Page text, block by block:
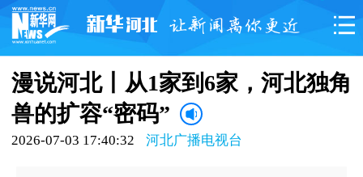
漫说河北丨从1家到6家，河北独角
兽的扩容“密码”
2026-07-03 17:40:32 河北广播电视台